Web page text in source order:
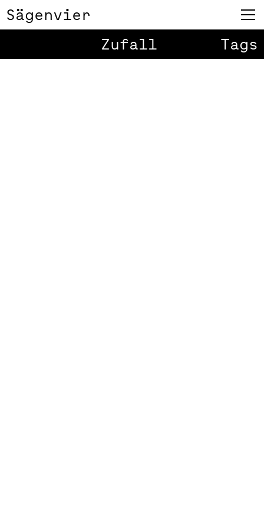
Sägenvier
Zufall
Tags